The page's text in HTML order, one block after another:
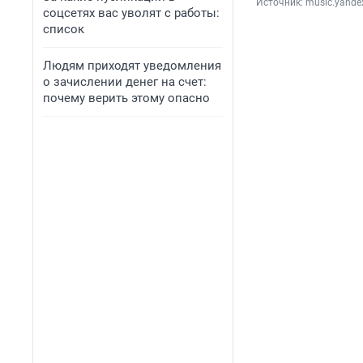
соцсетях вас уволят с работы:
список
Людям приходят уведомления
о зачислении денег на счет:
почему верить этому опасно
Источник: